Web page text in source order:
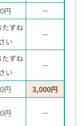
円
－
たずね
い
－
たずね
い
－
円
3,000円
円 －